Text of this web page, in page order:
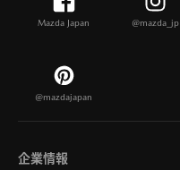
Mazda Japan @mazda_jp
@mazdajapan
企業情報